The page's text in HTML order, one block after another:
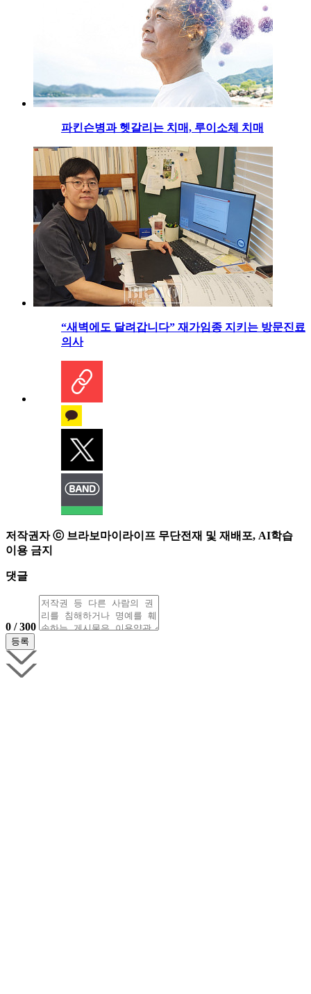
파킨슨병과 헷갈리는 치매, 루이소체 치매
“새벽에도 달려갑니다” 재가임종 지키는 방문진료
의사
저작권자 ⓒ 브라보마이라이프 무단전재 및 재배포, AI학습
이용 금지
댓글
0 / 300